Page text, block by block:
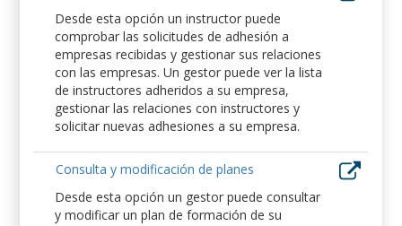
Desde esta opción un instructor puede
comprobar las solicitudes de adhesión a
empresas recibidas y gestionar sus relaciones
con las empresas. Un gestor puede ver la lista
de instructores adheridos a su empresa,
gestionar las relaciones con instructores y
solicitar nuevas adhesiones a su empresa.
Consulta y modificación de planes
Desde esta opción un gestor puede consultar
y modificar un plan de formación de su